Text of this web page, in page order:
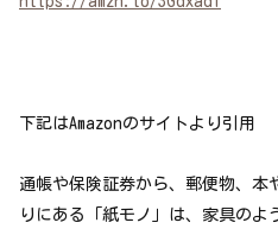
下記はAmazonのサイトより引用
通帳や保険証券から、郵便物、本
りにある「紙モノ」は、家具のよ